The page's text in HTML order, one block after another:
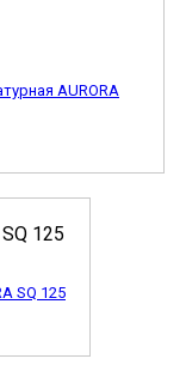
AURORA
SQ 125